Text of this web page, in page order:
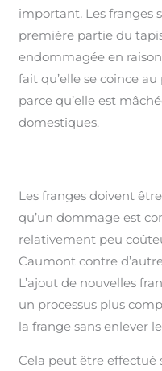
important. Les franges
première partie du
endommagée en
fait qu’elle se coince
parce qu’elle est
domestiques.
Les franges doivent
qu’un dommage est
relativement peu
Caumont contre
L’ajout de nouvelles
un processus plus
la frange sans enlever
Cela peut être effectué